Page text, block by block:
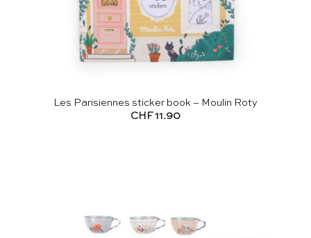
Les Parisiennes sticker book – Moulin Roty
CHF 11.90